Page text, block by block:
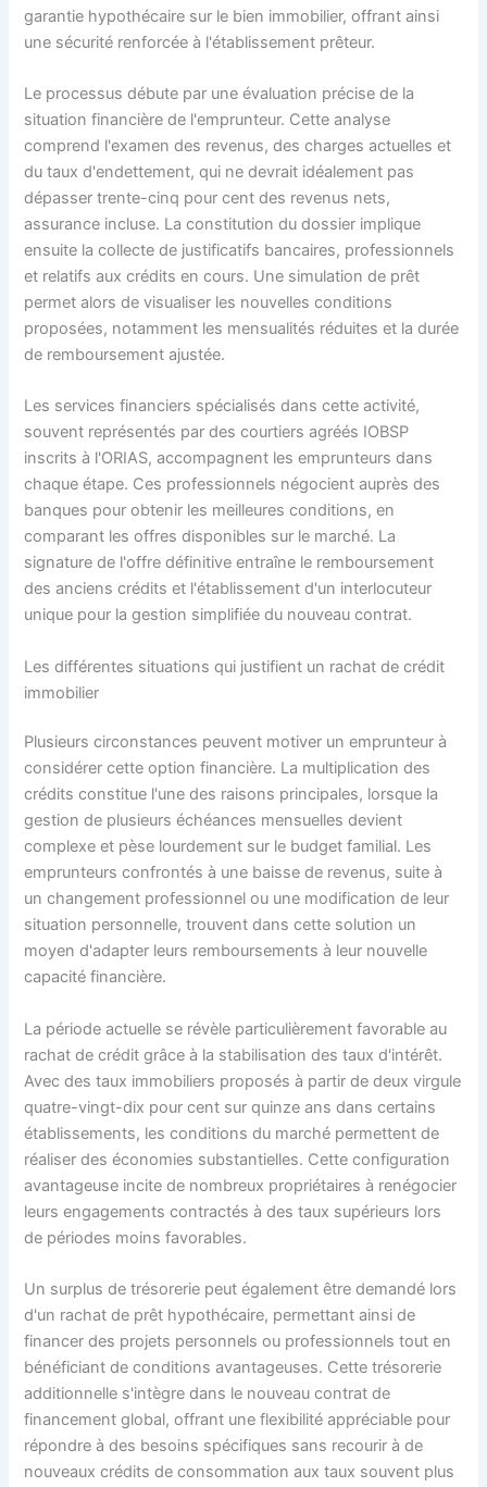
garantie hypothécaire sur le bien immobilier, offrant ainsi
une sécurité renforcée à l'établissement prêteur.
Le processus débute par une évaluation précise de la
situation financière de l'emprunteur. Cette analyse
comprend l'examen des revenus, des charges actuelles et
du taux d'endettement, qui ne devrait idéalement pas
dépasser trente-cinq pour cent des revenus nets,
assurance incluse. La constitution du dossier implique
ensuite la collecte de justificatifs bancaires, professionnels
et relatifs aux crédits en cours. Une simulation de prêt
permet alors de visualiser les nouvelles conditions
proposées, notamment les mensualités réduites et la durée
de remboursement ajustée.
Les services financiers spécialisés dans cette activité,
souvent représentés par des courtiers agréés IOBSP
inscrits à l'ORIAS, accompagnent les emprunteurs dans
chaque étape. Ces professionnels négocient auprès des
banques pour obtenir les meilleures conditions, en
comparant les offres disponibles sur le marché. La
signature de l'offre définitive entraîne le remboursement
des anciens crédits et l'établissement d'un interlocuteur
unique pour la gestion simplifiée du nouveau contrat.
Les différentes situations qui justifient un rachat de crédit
immobilier
Plusieurs circonstances peuvent motiver un emprunteur à
considérer cette option financière. La multiplication des
crédits constitue l'une des raisons principales, lorsque la
gestion de plusieurs échéances mensuelles devient
complexe et pèse lourdement sur le budget familial. Les
emprunteurs confrontés à une baisse de revenus, suite à
un changement professionnel ou une modification de leur
situation personnelle, trouvent dans cette solution un
moyen d'adapter leurs remboursements à leur nouvelle
capacité financière.
La période actuelle se révèle particulièrement favorable au
rachat de crédit grâce à la stabilisation des taux d'intérêt.
Avec des taux immobiliers proposés à partir de deux virgule
quatre-vingt-dix pour cent sur quinze ans dans certains
établissements, les conditions du marché permettent de
réaliser des économies substantielles. Cette configuration
avantageuse incite de nombreux propriétaires à renégocier
leurs engagements contractés à des taux supérieurs lors
de périodes moins favorables.
Un surplus de trésorerie peut également être demandé lors
d'un rachat de prêt hypothécaire, permettant ainsi de
financer des projets personnels ou professionnels tout en
bénéficiant de conditions avantageuses. Cette trésorerie
additionnelle s'intègre dans le nouveau contrat de
financement global, offrant une flexibilité appréciable pour
répondre à des besoins spécifiques sans recourir à de
nouveaux crédits de consommation aux taux souvent plus